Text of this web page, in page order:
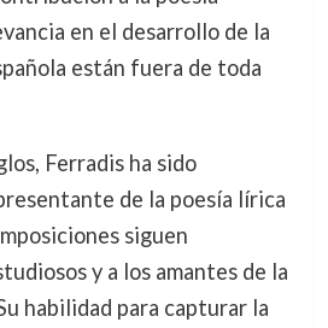
en el desarrollo de la
están fuera de toda
Ferradis ha sido
de la poesía lírica
siguen
y a los amantes de la
habilidad para capturar la